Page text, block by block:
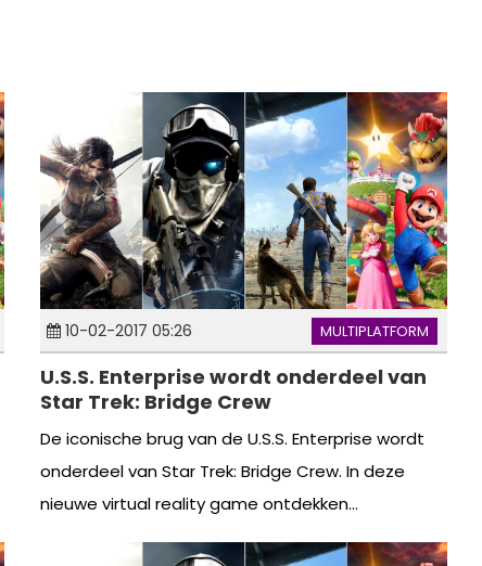
10-02-2017 05:26 MULTIPLATFORM
U.S.S. Enterprise wordt onderdeel van
Star Trek: Bridge Crew
De iconische brug van de U.S.S. Enterprise wordt
onderdeel van Star Trek: Bridge Crew. In deze
nieuwe virtual reality game ontdekken...